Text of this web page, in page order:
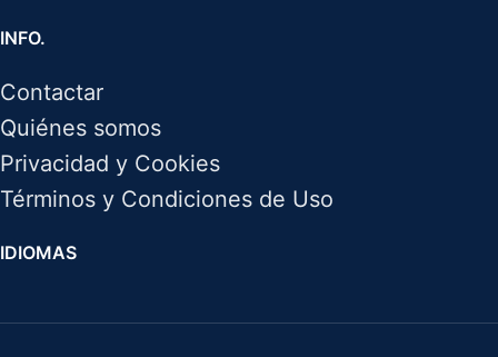
INFO.
Contactar
Quiénes somos
Privacidad y Cookies
Términos y Condiciones de Uso
IDIOMAS